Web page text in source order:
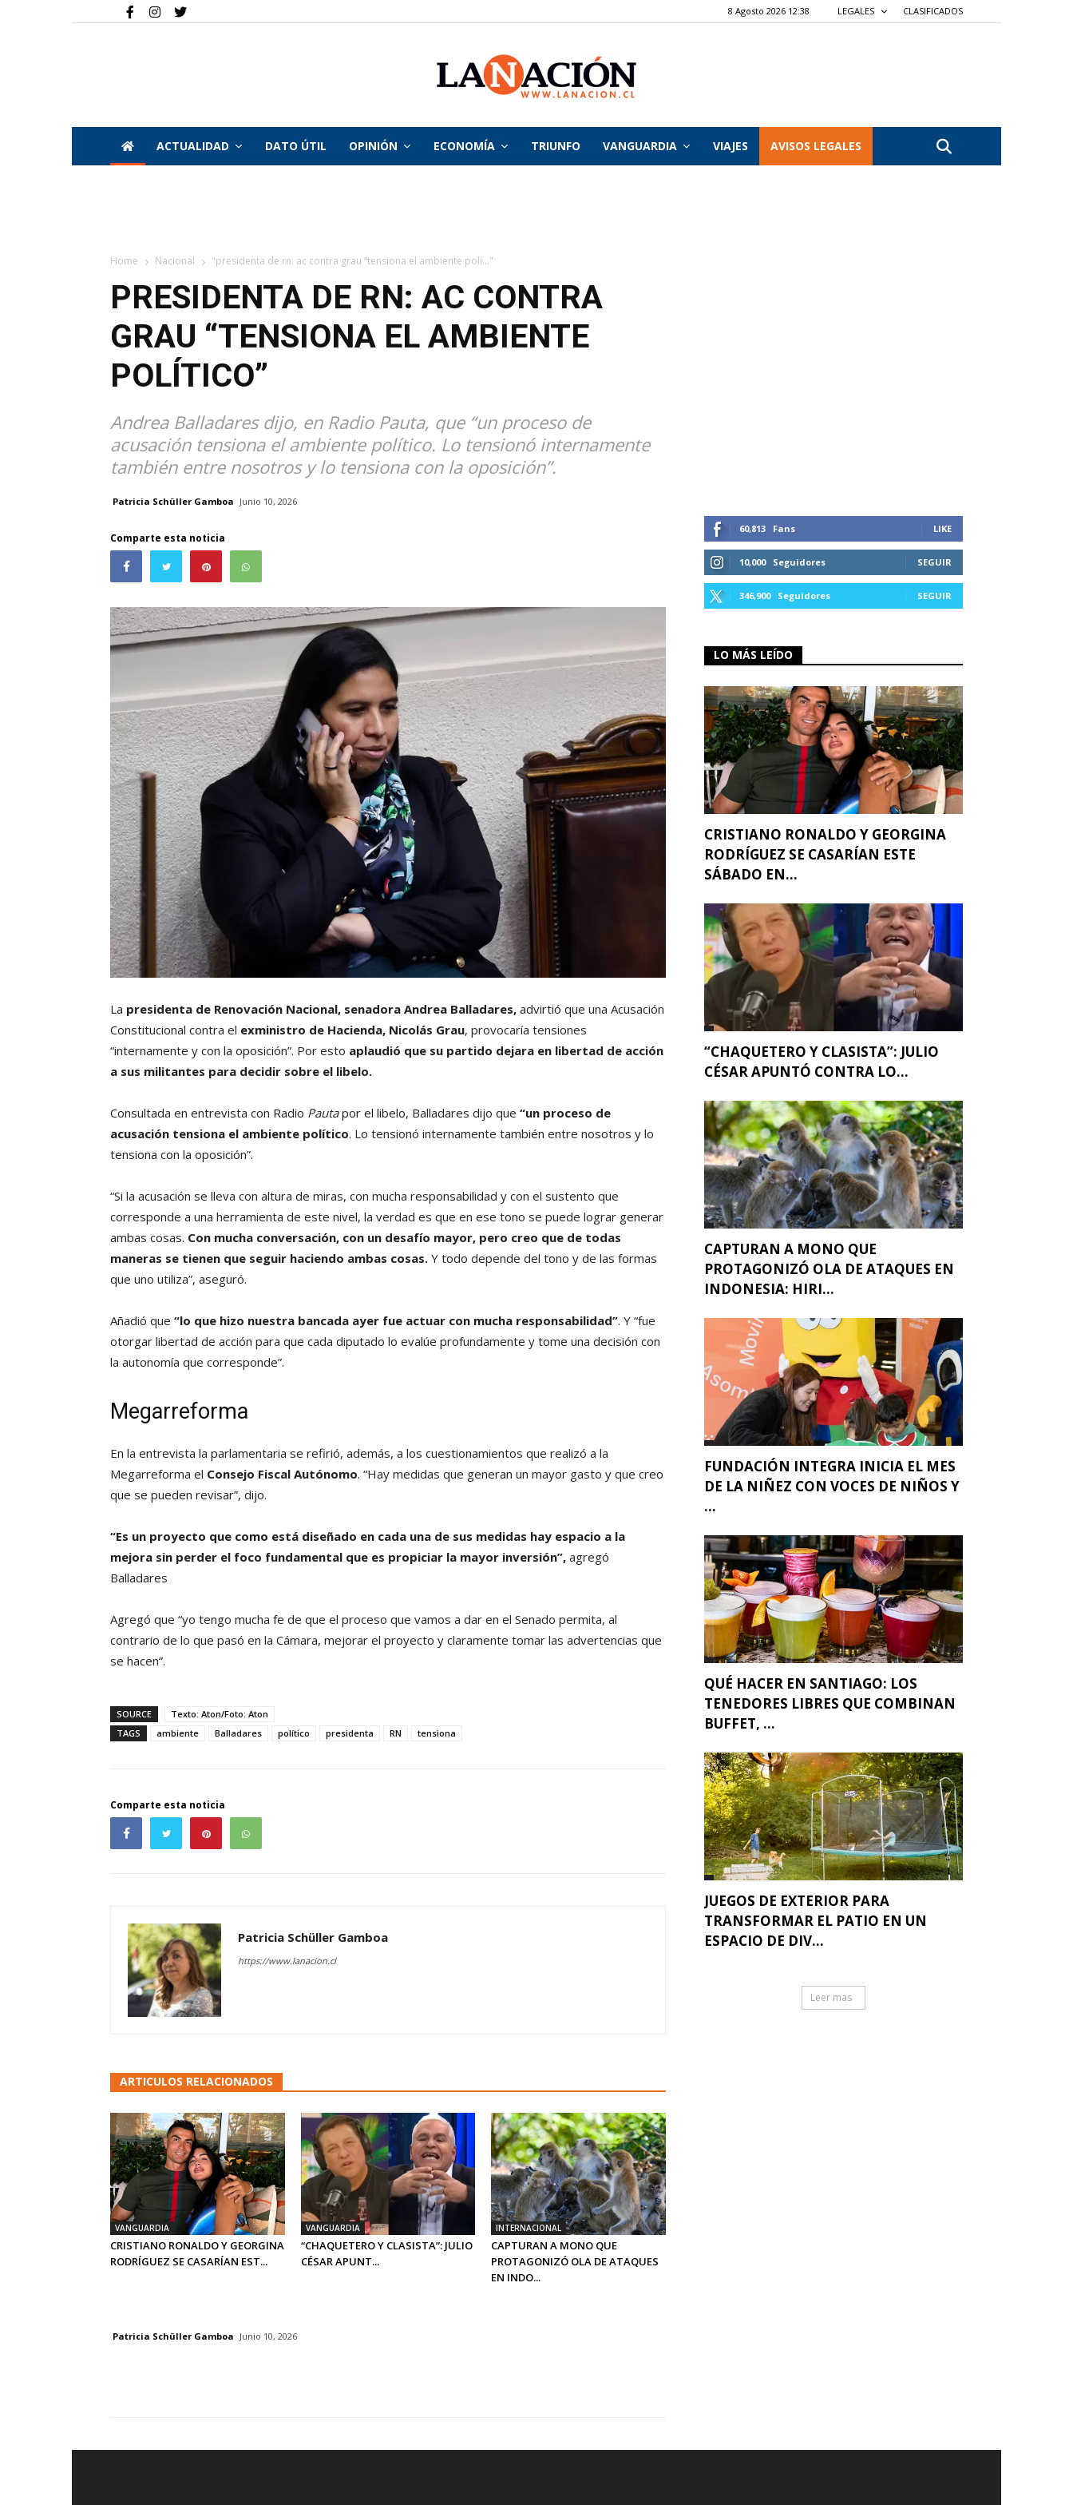
8 Agosto 2026 12:38 LEGALES CLASIFICADOS
La
ACTUALIDAD DATO ÚTIL OPINIÓN ECONOMÍA TRIUNFO VANGUARDIA VIAJES AVISOS LEGALES
Home Nacional "presidenta de rn: ac contra grau “tensiona el ambiente polí..."
PRESIDENTA DE RN: AC CONTRA
GRAU “TENSIONA EL AMBIENTE
POLÍTICO”
Andrea Balladares dijo, en Radio Pauta, que “un proceso de
acusación tensiona el ambiente político. Lo tensionó internamente
también entre nosotros y lo tensiona con la oposición”.
Patricia Schüller Gamboa Junio 10, 2026
Comparte esta noticia
La presidenta de Renovación Nacional, senadora Andrea Balladares, advirtió que una Acusación
Constitucional contra el exministro de Hacienda, Nicolás Grau, provocaría tensiones
“internamente y con la oposición”. Por esto aplaudió que su partido dejara en libertad de acción
a sus militantes para decidir sobre el libelo.
Consultada en entrevista con Radio Pautapor el libelo, Balladares dijo que “un proceso de
acusación tensiona el ambiente político. Lo tensionó internamente también entre nosotros y lo
tensiona con la oposición”.
“Si la acusación se lleva con altura de miras, con mucha responsabilidad y con el sustento que
corresponde a una herramienta de este nivel, la verdad es que en ese tono se puede lograr generar
ambas cosas. Con mucha conversación, con un desafío mayor, pero creo que de todas
maneras se tienen que seguir haciendo ambas cosas. Y todo depende del tono y de las formas
que uno utiliza”, aseguró.
Añadió que “lo que hizo nuestra bancada ayer fue actuar con mucha responsabilidad”. Y “fue
otorgar libertad de acción para que cada diputado lo evalúe profundamente y tome una decisión con
la autonomía que corresponde”.
Megarreforma
En la entrevista la parlamentaria se refirió, además, a los cuestionamientos que realizó a la
Megarreforma el Consejo Fiscal Autónomo. “Hay medidas que generan un mayor gasto y que creo
que se pueden revisar”, dijo.
“Es un proyecto que como está diseñado en cada una de sus medidas hay espacio a la
mejora sin perder el foco fundamental que es propiciar la mayor inversión”, agregó
Balladares
Agregó que “yo tengo mucha fe de que el proceso que vamos a dar en el Senado permita, al
contrario de lo que pasó en la Cámara, mejorar el proyecto y claramente tomar las advertencias que
se hacen”.
SOURCE
Texto: Aton/Foto: Aton
TAGS
ambiente Balladares político presidenta RN tensiona
Comparte esta noticia
Patricia Schüller Gamboa
https://www.lanacion.cl
ARTICULOS RELACIONADOS
VANGUARDIA
CRISTIANO RONALDO Y GEORGINA
RODRÍGUEZ SE CASARÍAN EST...
VANGUARDIA
“CHAQUETERO Y CLASISTA”: JULIO
CÉSAR APUNT...
INTERNACIONAL
CAPTURAN A MONO QUE
PROTAGONIZÓ OLA DE ATAQUES
EN INDO...
60,813 Fans LIKE
10,000 Seguidores SEGUIR
346,900 Seguidores SEGUIR
LO MÁS LEÍDO
CRISTIANO RONALDO Y GEORGINA
RODRÍGUEZ SE CASARÍAN ESTE
SÁBADO EN...
“CHAQUETERO Y CLASISTA”: JULIO
CÉSAR APUNTÓ CONTRA LO...
CAPTURAN A MONO QUE
PROTAGONIZÓ OLA DE ATAQUES EN
INDONESIA: HIRI...
FUNDACIÓN INTEGRA INICIA EL MES
DE LA NIÑEZ CON VOCES DE NIÑOS Y
...
QUÉ HACER EN SANTIAGO: LOS
TENEDORES LIBRES QUE COMBINAN
BUFFET, ...
JUEGOS DE EXTERIOR PARA
TRANSFORMAR EL PATIO EN UN
ESPACIO DE DIV...
Leer mas
Patricia Schüller Gamboa Junio 10, 2026